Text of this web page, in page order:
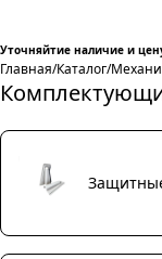
Уточняйтие наличие и
Главная/Каталог/